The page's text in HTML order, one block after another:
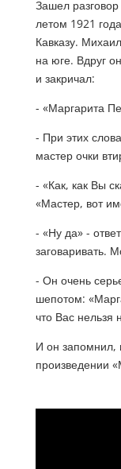
Зашел
летом 1921
Кавказу.
на юге. Вдруг
и закричал:
- «Маргарита
- При этих
мастер очки
- «Как, как Вы
«Мастер, вот
- «Ну да» -
заговаривать.
- Он очень
шепотом:
что Вас нельзя
И он запомнил,
произведении